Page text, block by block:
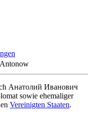
Анатолий Иванович
sowie ehemaliger
Vereinigten Staaten.